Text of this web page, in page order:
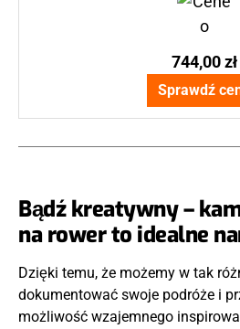
744,00 zł
Sprawdź
Bądź kreatywny –
na rower to idealne
Dzięki temu, że możemy w tak
dokumentować swoje podróże i
możliwość wzajemnego